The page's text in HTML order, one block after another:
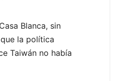
Blanca, sin
la política
Taiwán no había